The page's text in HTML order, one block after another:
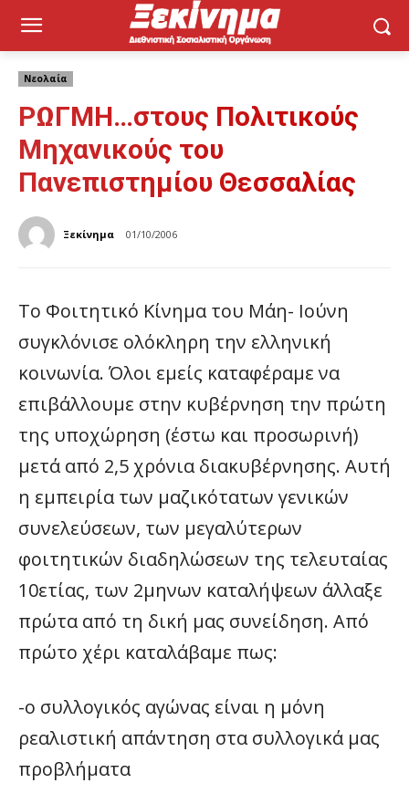
Νεολαία
ΡΩΓΜΗ…στους Πολιτικούς
Μηχανικούς του
Πανεπιστημίου Θεσσαλίας
Ξεκίνημα 01/10/2006
Το Φοιτητικό Κίνημα του Μάη- Ιούνη
συγκλόνισε ολόκληρη την ελληνική
κοινωνία. Όλοι εμείς καταφέραμε να
επιβάλλουμε στην κυβέρνηση την πρώτη
της υποχώρηση (έστω και προσωρινή)
μετά από 2,5 χρόνια διακυβέρνησης. Αυτή
η εμπειρία των μαζικότατων γενικών
συνελεύσεων, των μεγαλύτερων
φοιτητικών διαδηλώσεων της τελευταίας
10ετίας, των 2μηνων καταλήψεων άλλαξε
πρώτα από τη δική μας συνείδηση. Από
πρώτο χέρι καταλάβαμε πως:
-ο συλλογικός αγώνας είναι η μόνη
ρεαλιστική απάντηση στα συλλογικά μας
προβλήματα